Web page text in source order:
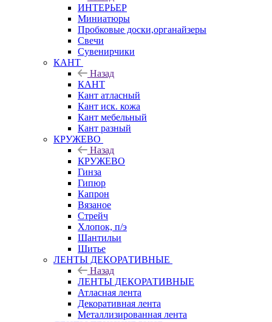
ИНТЕРЬЕР
Миниатюры
Пробковые доски,органайзеры
Свечи
Сувенирчики
КАНТ
Назад
КАНТ
Кант атласный
Кант иск. кожа
Кант мебельный
Кант разный
КРУЖЕВО
Назад
КРУЖЕВО
Гинза
Гипюр
Капрон
Вязаное
Стрейч
Хлопок, п/э
Шантильи
Шитье
ЛЕНТЫ ДЕКОРАТИВНЫЕ
Назад
ЛЕНТЫ ДЕКОРАТИВНЫЕ
Атласная лента
Декоративная лента
Металлизированная лента